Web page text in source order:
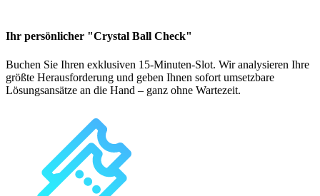
Ihr persönlicher "Crystal Ball Check"
Buchen Sie Ihren exklusiven 15-Minuten-Slot. Wir analysieren Ihre
größte Herausforderung und geben Ihnen sofort umsetzbare
Lösungsansätze an die Hand – ganz ohne Wartezeit.